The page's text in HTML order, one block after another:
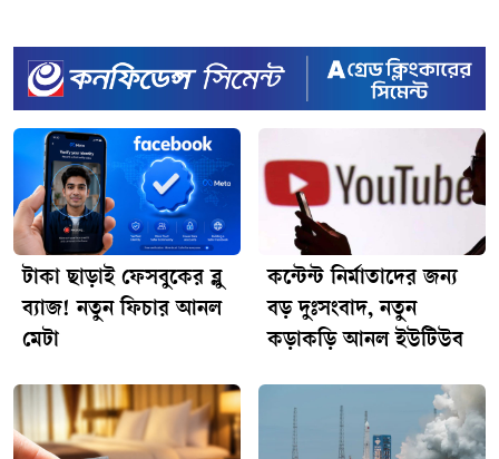
পারে। একই মঞ্চে অ্যাপলের প্রথম ফোল্ডেবল বা ভাঁজযোগ্য
আইফোনের গুঞ্জনও রয়েছে। অন্যদিকে, সাধারণ আইফোন ১৮ প্রো
এবং ১৮ই মডেল দুটি ২০২৭ সালের বসন্তে আসতে পারে, যা
অ্যাপলের প্রথাগত লঞ্চ কৌশলে পরিবর্তনের ইঙ্গিত দেয়।আইফোন
১৮ প্রো ম্যাক্সের বাহ্যিক ডিজাইনে বড় ধরনের পরিবর্তনের সম্ভাবনা
কম থাকলেও অ্যাপল এবার অভ্যন্তরীণ হার্ডওয়্যার উন্নয়নের দিকেই
বেশি জোর দিচ্ছে। এতে অ্যাপলের প্রথম ২ ন্যানোমিটার প্রযুক্তির
‘এ২০ প্রো’ চিপ ব্যবহার করা হতে পারে, যা প্রসেসিং ক্ষমতা
বাড়ানোর পাশাপাশি বিদ্যুৎ সাশ্রয় করবে এবং ফোনের তাপ
নিয়ন্ত্রণেও কার্যকর ভূমিকা রাখবে।[TECHTARANGA-
POST:2338]ক্যামেরায় যোগ হতে পারে নতুন ভ্যারিয়েবল
অ্যাপারচার প্রযুক্তি, যার ফলে স্বয়ংক্রিয়ভাবে আলো প্রবেশের পরিমাণ
নিয়ন্ত্রণের মাধ্যমে কম আলোতে ছবি তোলার মান বহুগুণ বৃদ্ধি পাবে।
এছাড়া নতুন চিপের সাশ্রয়ী সক্ষমতার সাথে মিলিয়ে ব্যাটারির ক্ষমতা
টাকা ছাড়াই ফেসবুকের ব্লু
ব্যাজ! নতুন ফিচার আনল
মেটা
কন্টেন্ট নির্মাতাদের জন্য
বড় দুঃসংবাদ, নতুন
কড়াকড়ি আনল ইউটিউব